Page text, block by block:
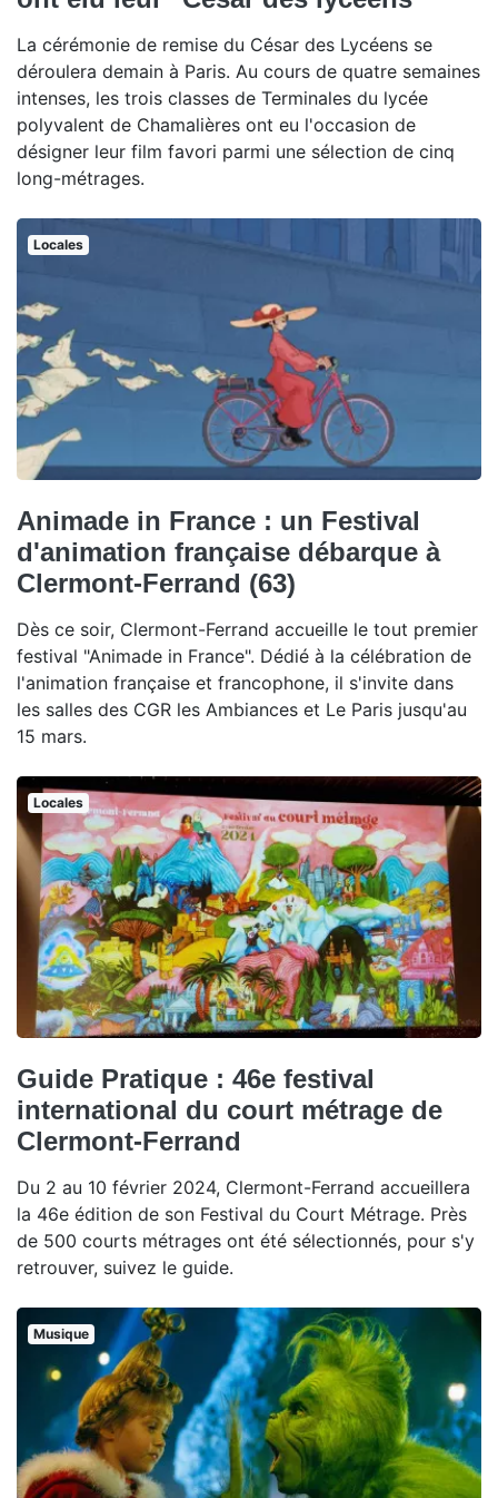
La cérémonie de remise du César des Lycéens se
déroulera demain à Paris. Au cours de quatre semaines
intenses, les trois classes de Terminales du lycée
polyvalent de Chamalières ont eu l'occasion de
désigner leur film favori parmi une sélection de cinq
long-métrages.
Locales
Animade in France : un Festival
d'animation française débarque à
Clermont-Ferrand (63)
Dès ce soir, Clermont-Ferrand accueille le tout premier
festival "Animade in France". Dédié à la célébration de
l'animation française et francophone, il s'invite dans
les salles des CGR les Ambiances et Le Paris jusqu'au
15 mars.
Locales
Guide Pratique : 46e festival
international du court métrage de
Clermont-Ferrand
Du 2 au 10 février 2024, Clermont-Ferrand accueillera
la 46e édition de son Festival du Court Métrage. Près
de 500 courts métrages ont été sélectionnés, pour s'y
retrouver, suivez le guide.
Musique